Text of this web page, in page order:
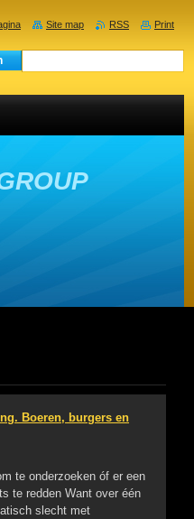
Boeren, burgers en
te onderzoeken óf er een
te redden Want over één
slecht met
Site map RSS Print